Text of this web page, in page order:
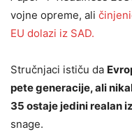
vojne opreme, ali
EU dolazi iz SAD.
Stručnjaci ističu da
pete generacije, ali
35 ostaje jedini realan
snage.